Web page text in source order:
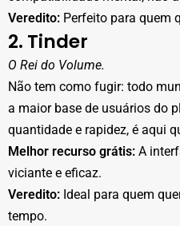
Veredito: Perfeito para quem
2. Tinder
O Rei do Volume.
Não tem como fugir: todo
a maior base de usuários do
quantidade e rapidez, é aqui
Melhor recurso grátis: A
viciante e eficaz.
Veredito: Ideal para quem
tempo.